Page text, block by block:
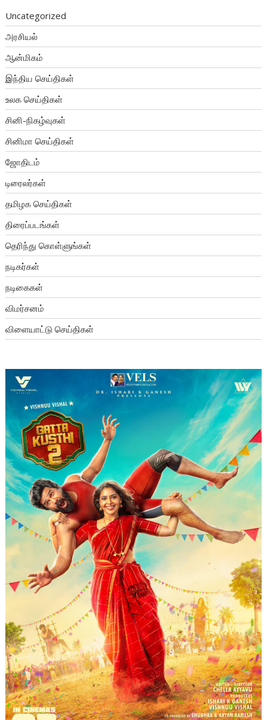
Uncategorized
அரசியல்
ஆன்மிகம்
இந்திய செய்திகள்
உலக செய்திகள்
சினி-நிகழ்வுகள்
சினிமா செய்திகள்
ஜோதிடம்
டிரைலர்கள்
தமிழக செய்திகள்
திரைப்படங்கள்
தெரிந்து கொள்ளுங்கள்
நடிகர்கள்
நடிகைகள்
விமர்சனம்
விளையாட்டு செய்திகள்